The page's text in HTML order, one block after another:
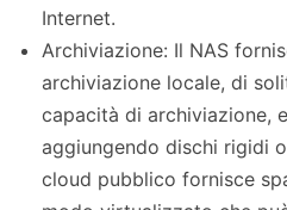
Internet.
Archiviazione: Il NAS
archiviazione locale, di
capacità di archiviazione,
aggiungendo dischi rigidi
cloud pubblico fornisce